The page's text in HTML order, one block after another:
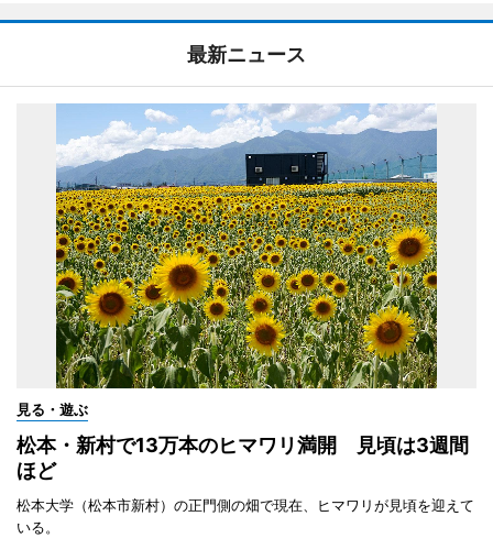
最新ニュース
見る・遊ぶ
松本・新村で13万本のヒマワリ満開 見頃は3週間
ほど
松本大学（松本市新村）の正門側の畑で現在、ヒマワリが見頃を迎えて
いる。